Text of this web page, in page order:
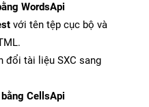
WordsApi
với tên tệp cục bộ và
đổi tài liệu SXC sang
CellsApi